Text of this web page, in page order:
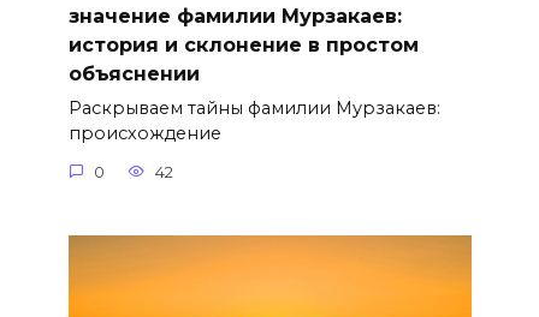
значение фамилии Мурзакаев:
история и склонение в простом
объяснении
Раскрываем тайны фамилии Мурзакаев:
происхождение
0 42